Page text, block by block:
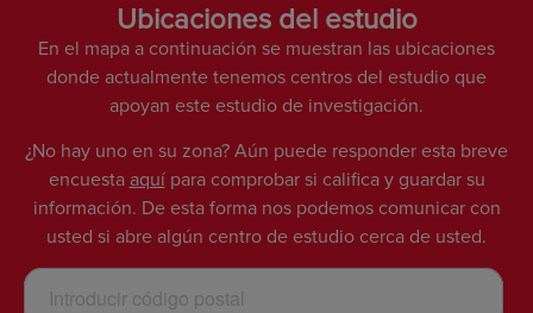
Ubicaciones del estudio
En el mapa a continuación se muestran las ubicaciones
donde actualmente tenemos centros del estudio que
apoyan este estudio de investigación.
¿No hay uno en su zona? Aún puede responder esta breve
encuesta aquípara comprobar si califica y guardar su
información. De esta forma nos podemos comunicar con
usted si abre algún centro de estudio cerca de usted.